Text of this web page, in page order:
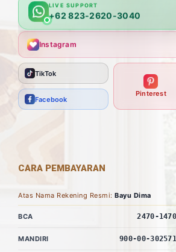
LIVE SUPPORT
+62 823-2620-3040
Instagram
TikTok
Facebook
Pinterest
CARA PEMBAYARAN
Atas Nama Rekening Resmi: Bayu Dima
BCA 2470-
MANDIRI 900-00-